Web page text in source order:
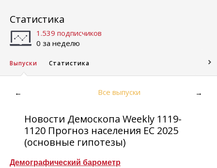
Статистика
1.539 подписчиков
0 за неделю
Выпуски Статистика
← Все выпуски →
Новости Демоскопа Weekly 1119-
1120 Прогноз населения ЕС 2025
(основные гипотезы)
Демографический барометр